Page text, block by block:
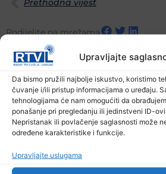
Upravljajte
Da bismo pružili najbolje iskustvo, koristimo
čuvanje i/ili pristup informacijama o uređaju.
tehnologijama će nam omogućiti da
ponašanje pri pregledanju ili jedinstveni ID-
Nepristanak ili povlačenje saglasnosti može
određene karakteristike i funkcije.
Upravljajte uslugama
Prethodna vijest
Podijelite na mrežama